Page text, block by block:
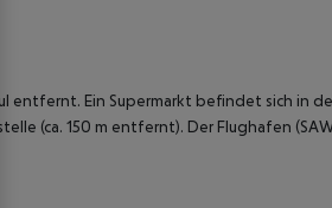
entfernt. Ein Supermarkt befindet sich in
(ca. 150 m entfernt). Der Flughafen